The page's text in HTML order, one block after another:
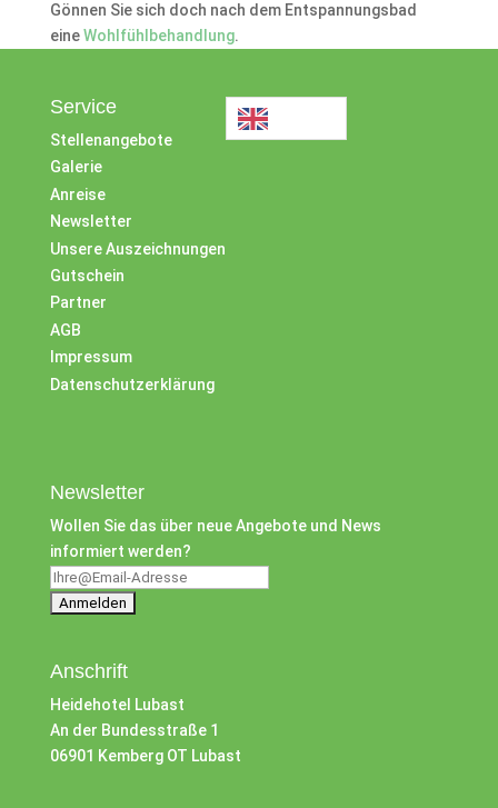
Gönnen Sie sich doch nach dem Entspannungsbad
eineWohlfühlbehandlung.
Service
Stellenangebote
Galerie
Anreise
Newsletter
Unsere Auszeichnungen
Gutschein
Partner
AGB
Impressum
Datenschutzerklärung
Newsletter
Wollen Sie das über neue Angebote und News
informiert werden?
Anschrift
Heidehotel Lubast
An der Bundesstraße 1
06901 Kemberg OT Lubast